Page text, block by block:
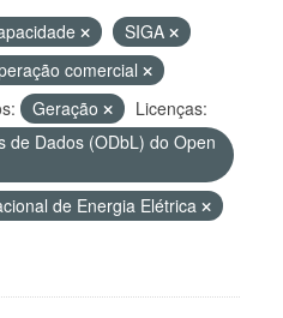
SIGA
comercial
Geração
Licenças:
de Dados (ODbL) do Open
de Energia Elétrica